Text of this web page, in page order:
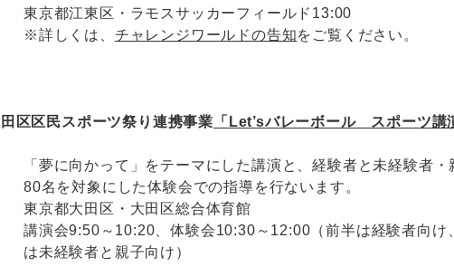
東京都江東区・ラモスサッカーフィールド13:00
※詳しくは、 チャレンジワールドの告知をご覧ください。
区区民スポーツ祭り連携事業 「Let’sバレーボール スポーツ講
「夢に向かって」をテーマにした講演と、経験者と未経験者・
80名を対象にした体験会での指導を行ないます。
東京都大田区・大田区総合体育館
講演会9:50～10:20、体験会10:30～12:00（前半は経験者向け
は未経験者と親子向け）